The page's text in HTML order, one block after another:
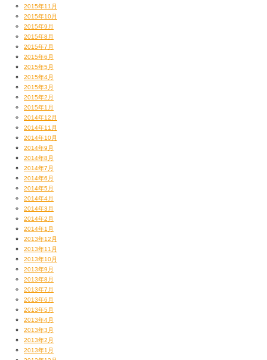
2015年11月
2015年10月
2015年9月
2015年8月
2015年7月
2015年6月
2015年5月
2015年4月
2015年3月
2015年2月
2015年1月
2014年12月
2014年11月
2014年10月
2014年9月
2014年8月
2014年7月
2014年6月
2014年5月
2014年4月
2014年3月
2014年2月
2014年1月
2013年12月
2013年11月
2013年10月
2013年9月
2013年8月
2013年7月
2013年6月
2013年5月
2013年4月
2013年3月
2013年2月
2013年1月